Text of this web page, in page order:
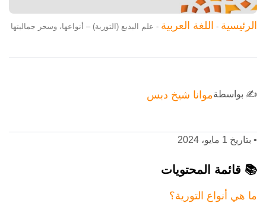
الرئيسية - اللغة العربية - علم البديع (التورية) – أنواعها، وسحر جماليتها
✍️ بواسطةموانا شيخ دبس
• بتاريخ 1 مايو، 2024
📚 قائمة المحتويات
ما هي أنواع التورية؟